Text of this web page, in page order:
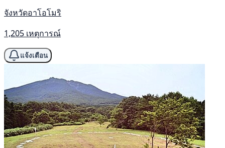
จังหวัดอาโอโมริ
1,205 เหตุการณ์
แจ้งเตือน